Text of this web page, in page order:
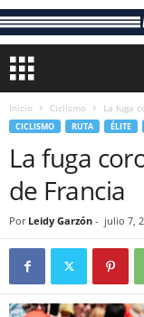
Inicio Ciclismo La fuga
CICLISMO RUTA ÉLITE
La fuga
de Francia
Por Leidy Garzón - julio 7,